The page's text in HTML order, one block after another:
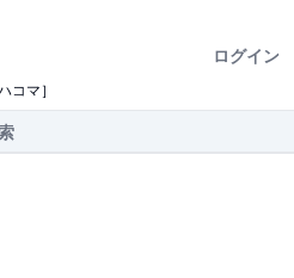
コマ］
ログイン